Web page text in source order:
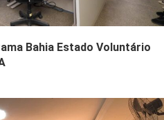
Bahia Estado Voluntário